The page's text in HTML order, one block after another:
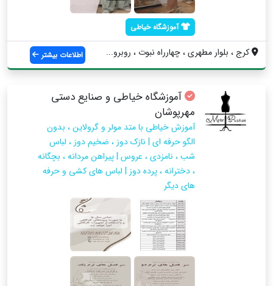
آموزشگاه خیاطی
کرج ، بلوار مطهری ، چهارراه نبوت ، روبرو... اطلاعات بیشتر
آموزشگاه خیاطی و صنایع دستی
مهرپوشان
آموزش خیاطی با متد مولر و گرولاین ، بدون
الگو حرفه ای | نازک دوز ، ضخیم دوز ، لباس
شب ، نامزدی ، عروس | پیراهن مردانه ، بچگانه
، دخترانه ، پرده دوز | لباس های کشی و حرفه
های دیگر